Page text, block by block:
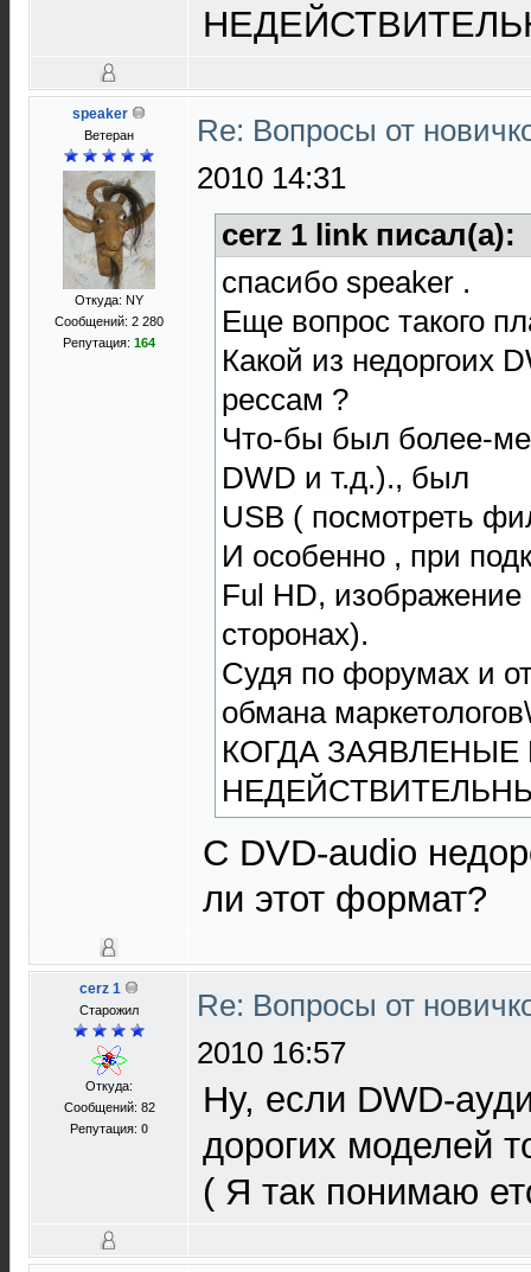
speaker
Ветеран
Откуда: NY
Сообщений: 2 280
Репутация: 164
Re: Вопросы от
2010 14:31
cerz 1 link писал(а):
спасибо speaker .
Еще вопрос такого
Какой из недоргоих
рессам ?
Что-бы был более-
DWD и т.д.)., был
USB ( посмотреть
И особенно , при
Ful HD, изображение
сторонах).
Судя по форумах и
обмана
КОГДА
С DVD-audio
ли этот формат?
cerz 1
Старожил
Откуда:
Сообщений: 82
Репутация: 0
Re: Вопросы от
2010 16:57
Ну, если DWD-
дорогих моделей
( Я так понимаю